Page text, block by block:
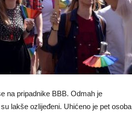
na pripadnike BBB. Odmah je
lakše ozlijeđeni. Uhićeno je pet osoba